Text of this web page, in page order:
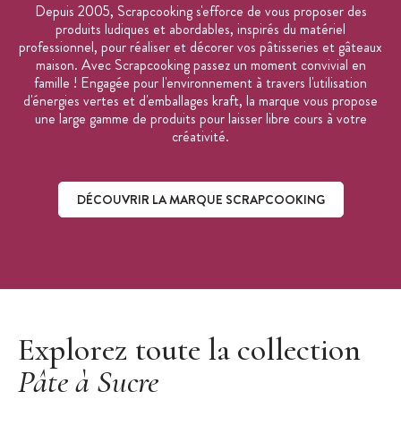
Depuis 2005, Scrapcooking s'efforce de vous proposer des
produits ludiques et abordables, inspirés du matériel
professionnel, pour réaliser et décorer vos pâtisseries et gâteaux
maison. Avec Scrapcooking passez un moment convivial en
famille ! Engagée pour l'environnement à travers l'utilisation
d'énergies vertes et d'emballages kraft, la marque vous propose
une large gamme de produits pour laisser libre cours à votre
créativité.
DÉCOUVRIR LA MARQUE SCRAPCOOKING
Explorez toute la collection
Pâte à Sucre